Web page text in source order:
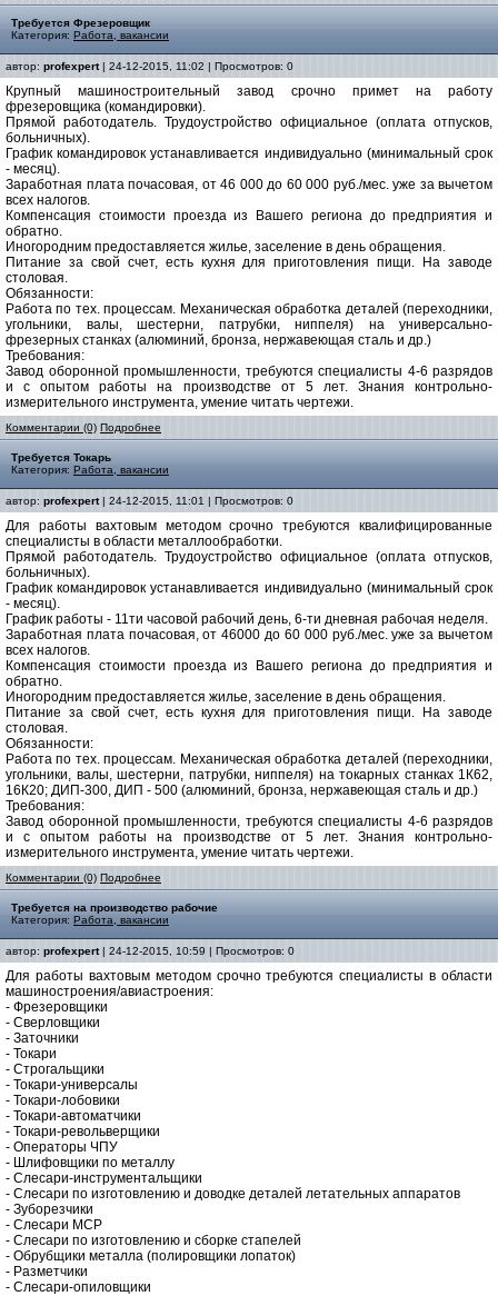
Требуется Фрезеровщик
Категория: Работа, вакансии
автор: profexpert| 24-12-2015, 11:02 | Просмотров: 0
Крупный машиностроительный завод срочно примет на работу
фрезеровщика (командировки).
Прямой работодатель. Трудоустройство официальное (оплата отпусков,
больничных).
График командировок устанавливается индивидуально (минимальный срок
- месяц).
Заработная плата почасовая, от 46 000 до 60 000 руб./мес. уже за вычетом
всех налогов.
Компенсация стоимости проезда из Вашего региона до предприятия и
обратно.
Иногородним предоставляется жилье, заселение в день обращения.
Питание за свой счет, есть кухня для приготовления пищи. На заводе
столовая.
Обязанности:
Работа по тех. процессам. Механическая обработка деталей (переходники,
угольники, валы, шестерни, патрубки, ниппеля) на универсально-
фрезерных станках (алюминий, бронза, нержавеющая сталь и др.)
Требования:
Завод оборонной промышленности, требуются специалисты 4-6 разрядов
и с опытом работы на производстве от 5 лет. Знания контрольно-
измерительного инструмента, умение читать чертежи.
Комментарии (0) Подробнее
Требуется Токарь
Категория: Работа, вакансии
автор: profexpert| 24-12-2015, 11:01 | Просмотров: 0
Для работы вахтовым методом срочно требуются квалифицированные
специалисты в области металлообработки.
Прямой работодатель. Трудоустройство официальное (оплата отпусков,
больничных).
График командировок устанавливается индивидуально (минимальный срок
- месяц).
График работы - 11ти часовой рабочий день, 6-ти дневная рабочая неделя.
Заработная плата почасовая, от 46000 до 60 000 руб./мес. уже за вычетом
всех налогов.
Компенсация стоимости проезда из Вашего региона до предприятия и
обратно.
Иногородним предоставляется жилье, заселение в день обращения.
Питание за свой счет, есть кухня для приготовления пищи. На заводе
столовая.
Обязанности:
Работа по тех. процессам. Механическая обработка деталей (переходники,
угольники, валы, шестерни, патрубки, ниппеля) на токарных станках 1К62,
16К20; ДИП-300, ДИП - 500 (алюминий, бронза, нержавеющая сталь и др.)
Требования:
Завод оборонной промышленности, требуются специалисты 4-6 разрядов
и с опытом работы на производстве от 5 лет. Знания контрольно-
измерительного инструмента, умение читать чертежи.
Комментарии (0) Подробнее
Требуется на производство рабочие
Категория: Работа, вакансии
автор: profexpert| 24-12-2015, 10:59 | Просмотров: 0
Для работы вахтовым методом срочно требуются специалисты в области
машиностроения/авиастроения:
- Фрезеровщики
- Сверловщики
- Заточники
- Токари
- Строгальщики
- Токари-универсалы
- Токари-лобовики
- Токари-автоматчики
- Токари-револьверщики
- Операторы ЧПУ
- Шлифовщики по металлу
- Слесари-инструментальщики
- Слесари по изготовлению и доводке деталей летательных аппаратов
- Зуборезчики
- Слесари МСР
- Слесари по изготовлению и сборке стапелей
- Обрубщики металла (полировщики лопаток)
- Разметчики
- Слесари-опиловщики